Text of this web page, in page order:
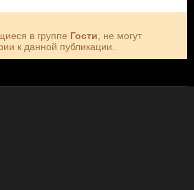
в группе Гости , не могут
к данной публикации.